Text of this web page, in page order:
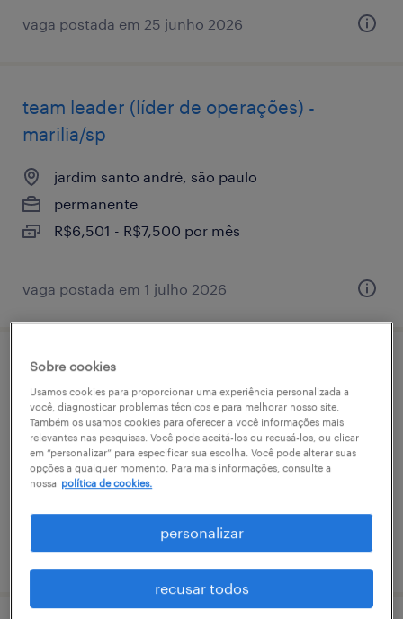
vaga postada em 25 junho 2026
team leader (líder de operações) -
marilia/sp
jardim santo andré, são paulo
permanente
R$6,501 - R$7,500 por mês
vaga postada em 1 julho 2026
operador logístico iii - santo andre
jardim santo andré, são paulo
permanente
R$4,501 - R$5,500 por mês
vaga postada em 12 fevereiro 2026
Sobre cookies
Usamos cookies para proporcionar uma experiência personalizada a
você, diagnosticar problemas técnicos e para melhorar nosso site.
Também os usamos cookies para oferecer a você informações mais
relevantes nas pesquisas. Você pode aceitá-los ou recusá-los, ou clicar
em “personalizar” para especificar sua escolha. Você pode alterar suas
opções a qualquer momento. Para mais informações, consulte a
nossa política de cookies.
personalizar
recusar todos